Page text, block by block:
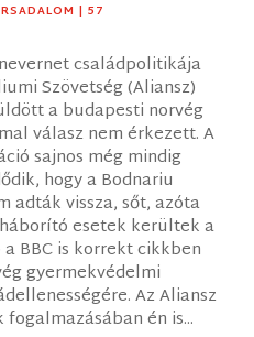
| 57
családpolitikája
Szövetség (Aliansz)
a budapesti norvég
válasz nem érkezett. A
sajnos még mindig
hogy a Bodnariu
adták vissza, sőt, azóta
esetek kerültek a
BBC is korrekt cikkben
gyermekvédelmi
Az Aliansz
én is...